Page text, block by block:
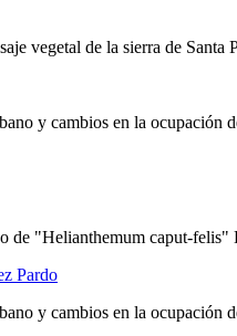
vegetal de la sierra de Santa
y cambios en la ocupación
de "Helianthemum caput-felis"
Pardo
y cambios en la ocupación